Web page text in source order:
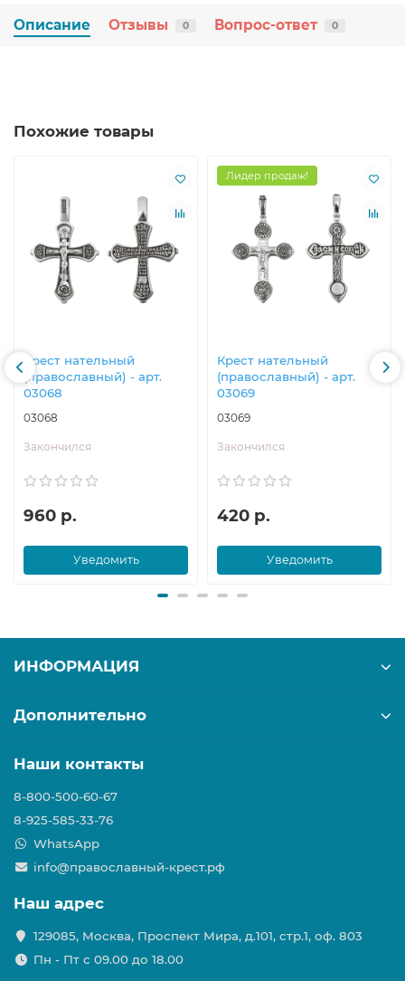
Описание Отзывы 0 Вопрос-ответ 0
Похожие товары
Крест нательный
(православный) - арт.
03068
03068
Закончился
960 р.
Уведомить
Лидер продаж!
Крест нательный
(православный) - арт.
03069
03069
Закончился
420 р.
Уведомить
ИНФОРМАЦИЯ
Дополнительно
Наши контакты
8-800-500-60-67
8-925-585-33-76
WhatsApp
info@православный-крест.рф
Наш адрес
129085, Москва, Проспект Мира, д.101, стр.1, оф. 803
Пн - Пт с 09.00 до 18.00